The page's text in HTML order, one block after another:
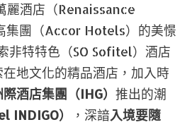
酒店（Renaissance
集團（Accor Hotels）的美憬
非特特色（SO Sofitel）酒店
地文化的精品酒店，加入時
際酒店集團（IHG） 推出的潮
INDIGO） ，深諳入境要隨